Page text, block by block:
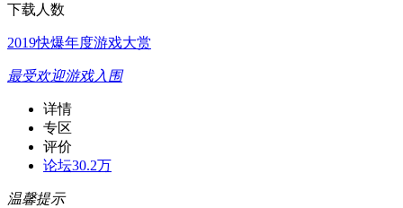
下载人数
2019快爆年度游戏大赏
最受欢迎游戏入围
详情
专区
评价
论坛30.2万
温馨提示